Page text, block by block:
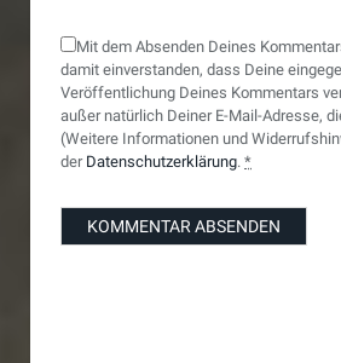
Mit dem Absenden Deines
damit einverstanden, dass Deine
Veröffentlichung Deines Kommentars
außer natürlich Deiner E-Mail-Adresse,
(Weitere Informationen und
der Datenschutzerklärung. *